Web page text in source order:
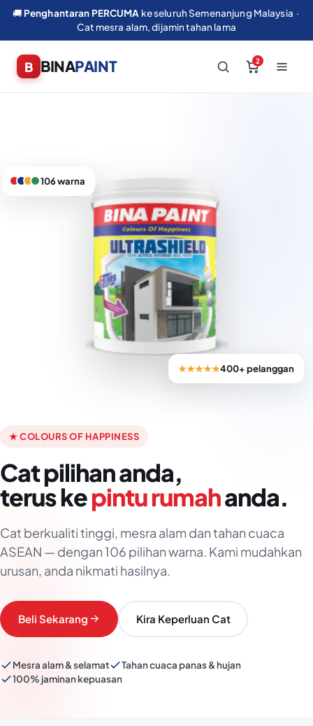
🚚 Penghantaran PERCUMA ke seluruh Semenanjung Malaysia ·
Cat mesra alam, dijamin tahan lama
BINAPAINT 2
★ COLOURS OF HAPPINESS
Cat pilihan anda,
terus kepintu rumahanda.
Cat berkualiti tinggi, mesra alam dan tahan cuaca
ASEAN — dengan 106 pilihan warna. Kami mudahkan
urusan, anda nikmati hasilnya.
Beli Sekarang Kira Keperluan Cat
Mesra alam & selamat
Tahan cuaca panas & hujan
100% jaminan kepuasan
106 warna
★★★★★400+ pelanggan